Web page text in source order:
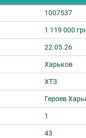
1007537
1 119 000
22.05.26
Харьков
ХТЗ
Героев
1
43